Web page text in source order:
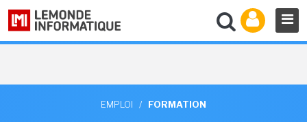
EMPLOI / FORMATION